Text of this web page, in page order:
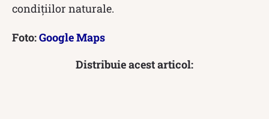
condițiilor naturale.
Foto:Google Maps
Distribuie acest articol: